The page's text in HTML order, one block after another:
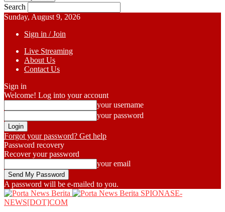
Search
Sunday, August 9, 2026
Sign in / Join
Live Streaming
About Us
Contact Us
Sign in
Welcome! Log into your account
your username
your password
Forgot your password? Get help
Password recovery
Recover your password
your email
A password will be e-mailed to you.
SPIONASE-
NEWS[DOT]COM